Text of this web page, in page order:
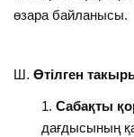
өзара байланысы.
Ш.Өтілген
Сабақты
дағдысының